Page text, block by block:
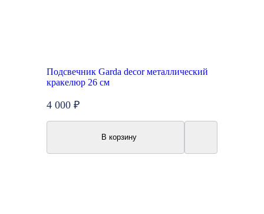
Подсвечник Garda decor металлический
кракелюр 26 см
4 000 ₽
В корзину